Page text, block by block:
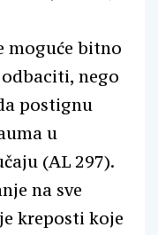
moguće bitno
nego
postignu
u
(AL 297).
na sve
kreposti koje